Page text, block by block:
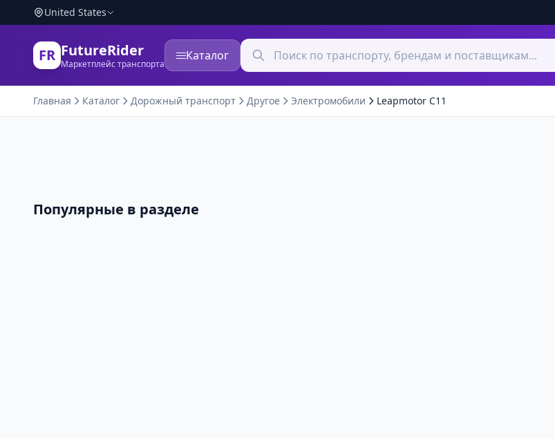
United States
FR FutureRider
Маркетплейс транспорта
Каталог
Главная Каталог Дорожный транспорт Другое Электромобили Leapmotor C11
Популярные в разделе